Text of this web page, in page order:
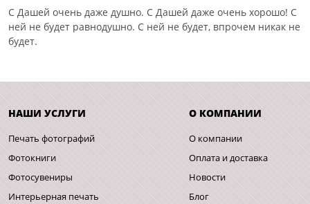
С Дашей очень даже душно. С Дашей даже очень хорошо! С
ней не будет равнодушно. С ней не будет, впрочем никак не
будет.
НАШИ УСЛУГИ
Печать фотографий
Фотокниги
Фотосувениры
Интерьерная печать
О КОМПАНИИ
О компании
Оплата и доставка
Новости
Блог